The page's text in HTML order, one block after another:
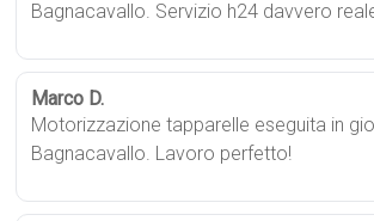
Bagnacavallo. Servizio h24 davvero
Marco D.
Motorizzazione tapparelle eseguita in
Bagnacavallo. Lavoro perfetto!